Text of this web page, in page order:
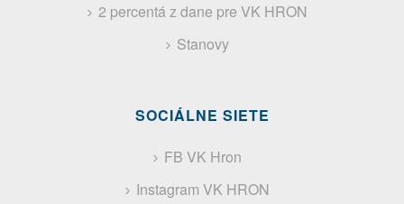
2 percentá z dane pre VK HRON
Stanovy
SOCIÁLNE SIETE
FB VK Hron
Instagram VK HRON